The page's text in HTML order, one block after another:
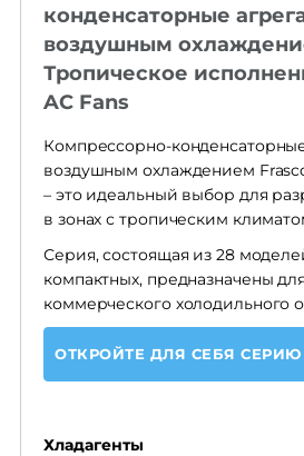
конденсаторные
воздушным
Тропическое
AC Fans
Компрессорно-
воздушным охлаждением
– это идеальный выбор для
в зонах с тропическим
Серия, состоящая из 28
компактных, предназначены для
коммерческого холодильного
ОТКРОЙТЕ ДЛЯ СЕБЯ СЕРИЮ
Хладагенты